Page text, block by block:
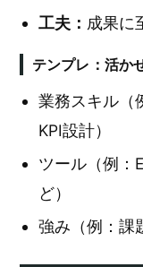
工夫： 成果に
テンプレ：活か
業務スキル（
KPI設計）
ツール（例：
ど）
強み（例：課